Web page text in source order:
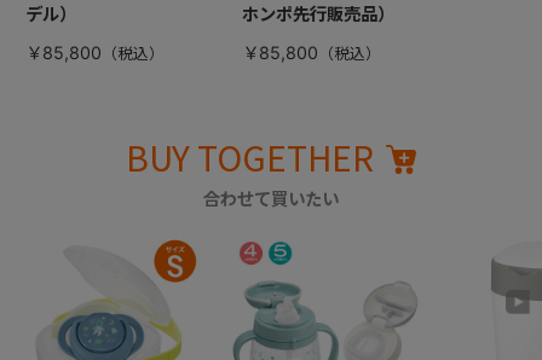
デル）
￥85,800
ホンポ先行販売品）
￥85,800
BUY TOGETHER
合わせて買いたい